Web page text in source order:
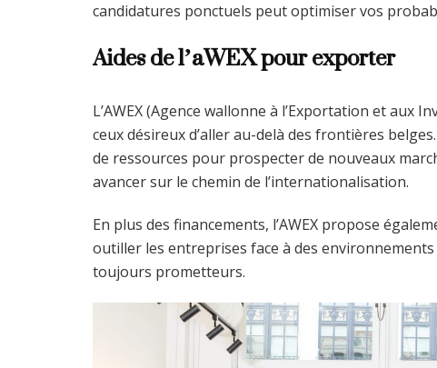
candidatures ponctuels peut optimiser vos
Aides de l’aWEX pour exporter
L’AWEX (Agence wallonne à l’Exportation et
ceux désireux d’aller au-delà des frontières
de ressources pour prospecter de nouveaux
avancer sur le chemin de l’internationalisation.
En plus des financements, l’AWEX propose
outiller les entreprises face à des
toujours prometteurs.